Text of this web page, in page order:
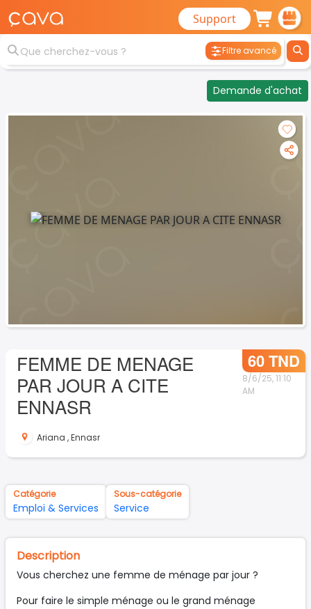
Support
Filtre avancé
Demande d'achat
FEMME DE MENAGE
PAR JOUR A CITE
ENNASR
60 TND
8/6/25, 11:10
AM
Ariana ,Ennasr
Catégorie
Emploi & Services
Sous-catégorie
Service
Description
Vous cherchez une femme de ménage par jour ?
Pour faire le simple ménage ou le grand ménage